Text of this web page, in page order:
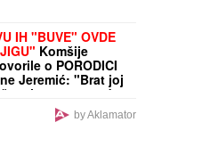
IH "BUVE" OVDE
Komšije
o PORODICI
Jeremić: "Brat joj
jer se posvađao
by Aklamator